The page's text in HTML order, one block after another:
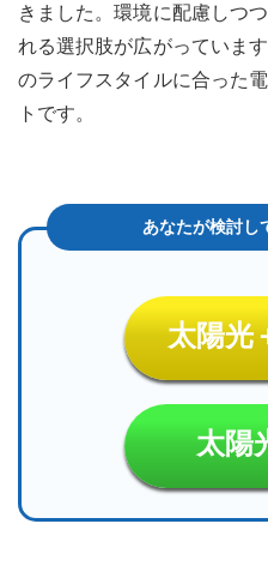
きました。環境に配慮しつ
れる選択肢が広がっていま
のライフスタイルに合った
トです。
太陽光
太陽